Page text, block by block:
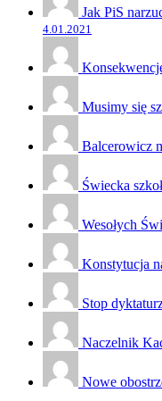
Jak PiS
4.01.2021
Musimy się
Balcerowicz
Świecka
Wesołych
Konstytucja
Stop
Naczelnik
Nowe